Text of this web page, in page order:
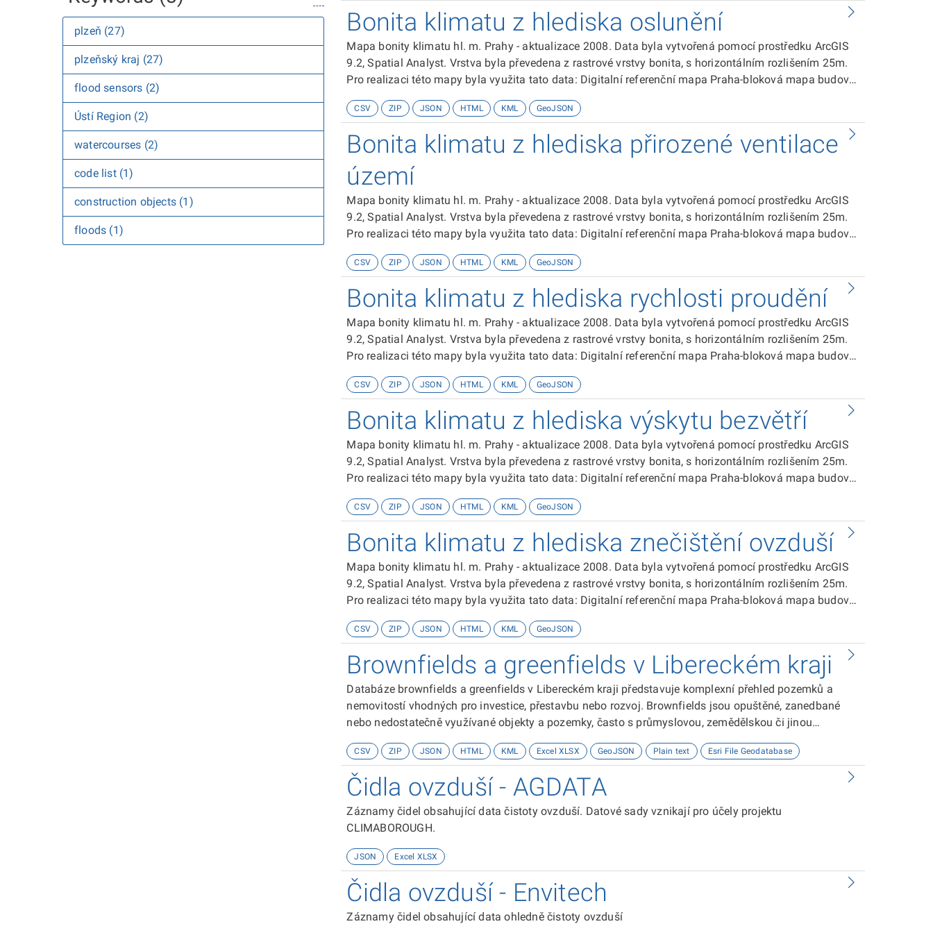
plzeň (27)
plzeňský kraj (27)
flood sensors (2)
Ústí Region (2)
watercourses (2)
code list (1)
construction objects (1)
floods (1)
Vrstva vznikla kombinací vrstvy vegetačního pokryvu a rastrové vrstvy urbanizace, která byla
vytvořená z uzlových bodů 25x25 m. Pro každý bod se vypočítal poměr ploch zástavby ve čtverci 100
x 100 m k celkové ploše zájmového území. Výslednávrstva byla překlasifikována do pěti kategorií (I -
nejlepší pro kvalitu bonity, V - nejhorší)
Bonita klimatu z hlediska oslunění
Mapa bonity klimatu hl. m. Prahy - aktualizace 2008. Data byla vytvořená pomocí prostředku ArcGIS
9.2, Spatial Analyst. Vrstva byla převedena z rastrové vrstvy bonita, s horizontálním rozlišením 25m.
Pro realizaci této mapy byla využita tato data: Digitalní referenční mapa Praha-bloková mapa budovy
Výstupy z Modelového hodnocení kvality ovzduší v Praze-aktualizace 2006 firmou ATEM s.r.o.
Vrstva vznikla na základě algoritmu pro výpočet globální solární radiace.Výslednávrstva byla
překlasifikována do pěti kategorií (I - nejlepší pro kvalitu bonity, V - nejhorší)
CSV ZIP JSON HTML KML GeoJSON
Bonita klimatu z hlediska přirozené ventilace
území
Mapa bonity klimatu hl. m. Prahy - aktualizace 2008. Data byla vytvořená pomocí prostředku ArcGIS
9.2, Spatial Analyst. Vrstva byla převedena z rastrové vrstvy bonita, s horizontálním rozlišením 25m.
Pro realizaci této mapy byla využita tato data: Digitalní referenční mapa Praha-bloková mapa budovy
Výstupy z Modelového hodnocení kvality ovzduší v Praze-aktualizace 2006 firmou ATEM s.r.o.
Vrstva vznikla váženou kombinací vrstvy topografickcýh překážek v 8 směrech proudění a vrstvy
četností větru v těchto směrech.Výslednávrstva byla překlasifikována do pěti kategorií (I - nejlepší pro
kvalitu bonity, V - nejhorší)
CSV ZIP JSON HTML KML GeoJSON
Bonita klimatu z hlediska rychlosti proudění
Mapa bonity klimatu hl. m. Prahy - aktualizace 2008. Data byla vytvořená pomocí prostředku ArcGIS
9.2, Spatial Analyst. Vrstva byla převedena z rastrové vrstvy bonita, s horizontálním rozlišením 25m.
Pro realizaci této mapy byla využita tato data: Digitalní referenční mapa Praha-bloková mapa budovy
Výstupy z Modelového hodnocení kvality ovzduší v Praze-aktualizace 2006 firmou ATEM s.r.o.
Vrstva vznikla interpolací uzlových bodů rychlosti větru v hladině 10 m nad terénem.Výslednávrstva
byla překlasifikována do pěti kategorií (I - nejlepší pro kvalitu bonity, V - nejhorší)
CSV ZIP JSON HTML KML GeoJSON
Bonita klimatu z hlediska výskytu bezvětří
Mapa bonity klimatu hl. m. Prahy - aktualizace 2008. Data byla vytvořená pomocí prostředku ArcGIS
9.2, Spatial Analyst. Vrstva byla převedena z rastrové vrstvy bonita, s horizontálním rozlišením 25m.
Pro realizaci této mapy byla využita tato data: Digitalní referenční mapa Praha-bloková mapa budovy
Výstupy z Modelového hodnocení kvality ovzduší v Praze-aktualizace 2006 firmou ATEM s.r.o.
Vrstva vznikla interpolací uzlových bodů četností bezvětří v hladině 10 m nad terénem. Výsledná
vrstva byla překlasifikována do pěti kategorií (I - nejlepší pro kvalitu bonity, V - nejhorší)
CSV ZIP JSON HTML KML GeoJSON
Bonita klimatu z hlediska znečištění ovzduší
Mapa bonity klimatu hl. m. Prahy - aktualizace 2008. Data byla vytvořená pomocí prostředku ArcGIS
9.2, Spatial Analyst. Vrstva byla převedena z rastrové vrstvy bonita, s horizontálním rozlišením 25m.
Pro realizaci této mapy byla využita tato data: Digitalní referenční mapa Praha-bloková mapa budovy
Výstupy z Modelového hodnocení kvality ovzduší v Praze-aktualizace 2006 firmou ATEM s.r.o.
Vrstva vznikla kombinací rozložení polí koncentrací NO2 a PM10. Výsledná vrstva byla
překlasifikována do pěti kategorií (I - nejlepší pro kvalitu bonity, V - nejhorší)
CSV ZIP JSON HTML KML GeoJSON
Brownfields a greenfields v Libereckém kraji
Databáze brownfields a greenfields v Libereckém kraji představuje komplexní přehled pozemků a
nemovitostí vhodných pro investice, přestavbu nebo rozvoj. Brownfields jsou opuštěné, zanedbané
nebo nedostatečně využívané objekty a pozemky, často s průmyslovou, zemědělskou či jinou
obvykle mimo zastavěné oblasti, které jsou určeny pro nové investiční projekty bez nutnosti předchozí
sanace.
CSV ZIP JSON HTML KML Excel XLSX GeoJSON Plain text Esri File Geodatabase
Čidla ovzduší - AGDATA
Záznamy čidel obsahující data čistoty ovzduší. Datové sady vznikají pro účely projektu
CLIMABOROUGH.
JSON Excel XLSX
Čidla ovzduší - Envitech
Záznamy čidel obsahující data ohledně čistoty ovzduší